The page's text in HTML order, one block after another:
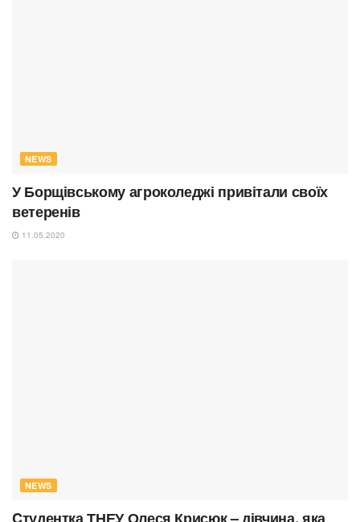
NEWS
У Борщівському агроколеджі привітали своїх
ветеренів
11.05.2020
NEWS
Cтудентка ТНЕУ Олеся Крисюк – дівчина, яка